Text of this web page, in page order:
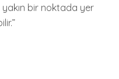
bir noktada yer